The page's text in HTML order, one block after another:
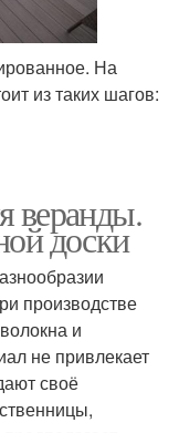
На
из таких шагов:
веранды.
доски
производстве
и
не привлекает
своё